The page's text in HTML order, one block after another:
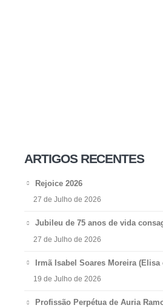
ARTIGOS RECENTES
Rejoice 2026
27 de Julho de 2026
Jubileu de 75 anos de vida
27 de Julho de 2026
Irmã Isabel Soares Moreira (Elisa
19 de Julho de 2026
Profissão Perpétua de Auria